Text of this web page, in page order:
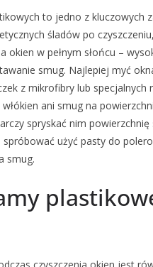
to jedno z kluczowych
śladów po
okien w pełnym słońcu –
smug. Najlepiej myć
z mikrofibry lub
ani smug na
spryskać nim powierzchnię
użyć pasty do
smug.